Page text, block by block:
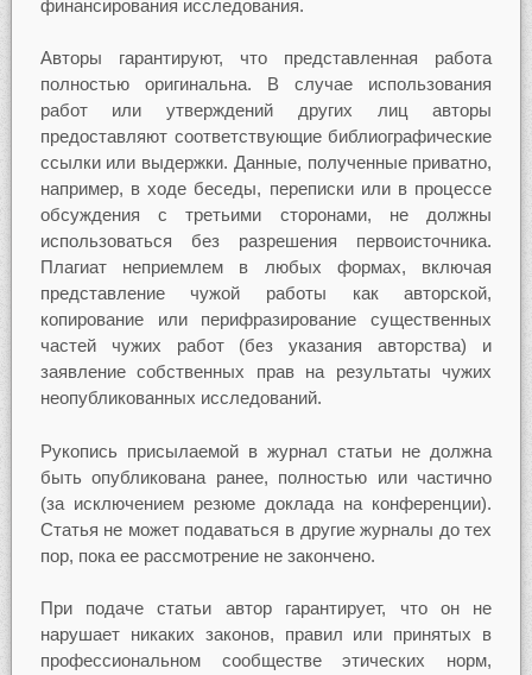
финансирования исследования.
Авторы гарантируют, что представленная работа
полностью оригинальна. В случае использования
работ или утверждений других лиц авторы
предоставляют соответствующие библиографические
ссылки или выдержки. Данные, полученные приватно,
например, в ходе беседы, переписки или в процессе
обсуждения с третьими сторонами, не должны
использоваться без разрешения первоисточника.
Плагиат неприемлем в любых формах, включая
представление чужой работы как авторской,
копирование или перифразирование существенных
частей чужих работ (без указания авторства) и
заявление собственных прав на результаты чужих
неопубликованных исследований.
Рукопись присылаемой в журнал статьи не должна
быть опубликована ранее, полностью или частично
(за исключением резюме доклада на конференции).
Статья не может подаваться в другие журналы до тех
пор, пока ее рассмотрение не закончено.
При подаче статьи автор гарантирует, что он не
нарушает никаких законов, правил или принятых в
профессиональном сообществе этических норм,